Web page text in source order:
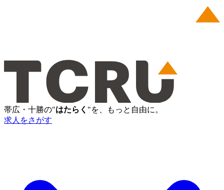
帯広・十勝の"はたらく "を、もっと自由に。
求人をさがす